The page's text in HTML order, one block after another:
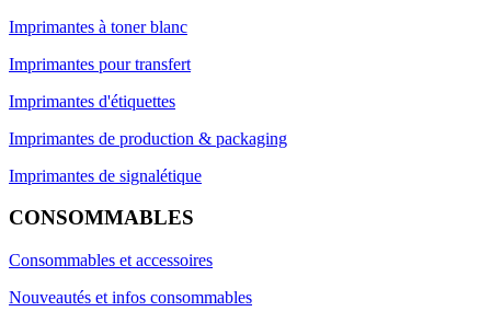
Imprimantes à toner blanc
Imprimantes pour transfert
Imprimantes d'étiquettes
Imprimantes de production & packaging
Imprimantes de signalétique
CONSOMMABLES
Consommables et accessoires
Nouveautés et infos consommables